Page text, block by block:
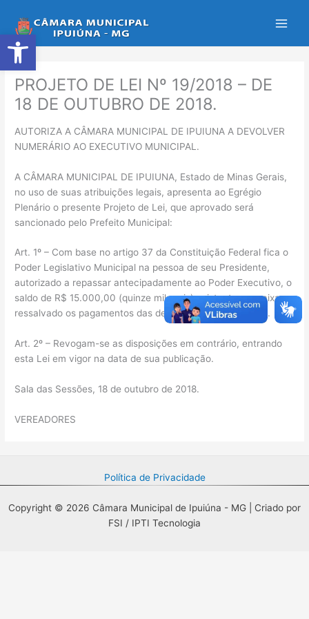
Abrir a barra de ferramentas
para
o
conteúdo
PROJETO DE LEI Nº 19/2018 – DE
18 DE OUTUBRO DE 2018.
AUTORIZA A CÂMARA MUNICIPAL DE IPUIUNA A DEVOLVER
NUMERÁRIO AO EXECUTIVO MUNICIPAL.
A CÂMARA MUNICIPAL DE IPUIUNA, Estado de Minas Gerais,
no uso de suas atribuições legais, apresenta ao Egrégio
Plenário o presente Projeto de Lei, que aprovado será
sancionado pelo Prefeito Municipal:
Art. 1º – Com base no artigo 37 da Constituição Federal fica o
Poder Legislativo Municipal na pessoa de seu Presidente,
autorizado a repassar antecipadamente ao Poder Executivo, o
saldo de R$ 15.000,00 (quinze mil reais) existente em caixa,
ressalvado os pagamentos das despesas já empenhadas.
Art. 2º – Revogam-se as disposições em contrário, entrando
esta Lei em vigor na data de sua publicação.
Sala das Sessões, 18 de outubro de 2018.
VEREADORES
Política de Privacidade
Copyright © 2026 Câmara Municipal de Ipuiúna - MG | Criado por
FSI / IPTI Tecnologia